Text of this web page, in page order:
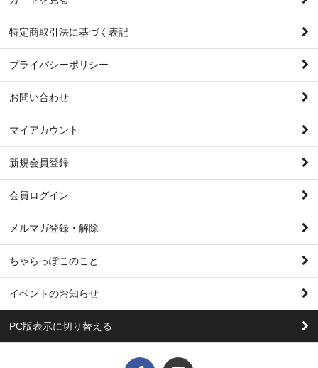
特定商取引法に基づく表記
プライバシーポリシー
お問い合わせ
マイアカウント
新規会員登録
会員ログイン
メルマガ登録・解除
ちゃらっぽこのこと
イベントのお知らせ
PC版表示に切り替える